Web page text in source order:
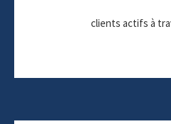
clients actifs à